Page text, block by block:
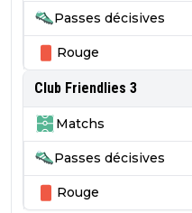
Passes décisives
Rouge
Club Friendlies 3
Matchs
Passes décisives
Rouge